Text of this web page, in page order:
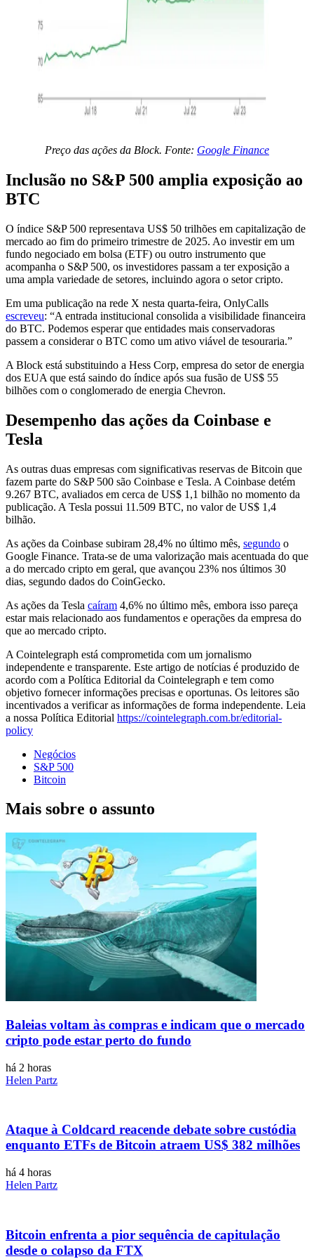
Preço das ações da Block. Fonte: Google Finance
Inclusão no S&P 500 amplia exposição ao
BTC
O índice S&P 500 representava US$ 50 trilhões em capitalização de
mercado ao fim do primeiro trimestre de 2025. Ao investir em um
fundo negociado em bolsa (ETF) ou outro instrumento que
acompanha o S&P 500, os investidores passam a ter exposição a
uma ampla variedade de setores, incluindo agora o setor cripto.
Em uma publicação na rede X nesta quarta-feira, OnlyCalls
escreveu: “A entrada institucional consolida a visibilidade financeira
do BTC. Podemos esperar que entidades mais conservadoras
passem a considerar o BTC como um ativo viável de tesouraria.”
A Block está substituindo a Hess Corp, empresa do setor de energia
dos EUA que está saindo do índice após sua fusão de US$ 55
bilhões com o conglomerado de energia Chevron.
Desempenho das ações da Coinbase e
Tesla
As outras duas empresas com significativas reservas de Bitcoin que
fazem parte do S&P 500 são Coinbase e Tesla. A Coinbase detém
9.267 BTC, avaliados em cerca de US$ 1,1 bilhão no momento da
publicação. A Tesla possui 11.509 BTC, no valor de US$ 1,4
bilhão.
As ações da Coinbase subiram 28,4% no último mês, segundo o
Google Finance. Trata-se de uma valorização mais acentuada do que
a do mercado cripto em geral, que avançou 23% nos últimos 30
dias, segundo dados do CoinGecko.
As ações da Tesla caíram 4,6% no último mês, embora isso pareça
estar mais relacionado aos fundamentos e operações da empresa do
que ao mercado cripto.
A Cointelegraph está comprometida com um jornalismo
independente e transparente. Este artigo de notícias é produzido de
acordo com a Política Editorial da Cointelegraph e tem como
objetivo fornecer informações precisas e oportunas. Os leitores são
incentivados a verificar as informações de forma independente. Leia
a nossa Política Editorial https://cointelegraph.com.br/editorial-
policy
Negócios
S&P 500
Bitcoin
Mais sobre o assunto
Baleias voltam às compras e indicam que o mercado
cripto pode estar perto do fundo
há 2 horas
Helen Partz
Ataque à Coldcard reacende debate sobre custódia
enquanto ETFs de Bitcoin atraem US$ 382 milhões
há 4 horas
Helen Partz
Bitcoin enfrenta a pior sequência de capitulação
desde o colapso da FTX